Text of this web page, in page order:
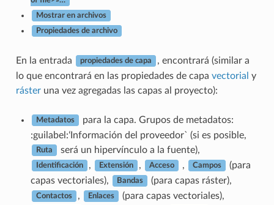
Mostrar en archivos
Propiedades de archivo
En la entrada propiedades de capa
, encontrará (similar a
lo que encontrará en las propiedades de capa vectorial y
rásteruna vez agregadas las capas al proyecto):
Metadatos
para la capa. Grupos de metadatos:
:guilabel:ʻInformación del proveedor` (si es posible,
Ruta será un hipervínculo a la fuente),
Identificación , Extensión , Acceso , Campos
(para
capas vectoriales),
Bandas (para capas ráster),
Contactos , Enlaces (para capas vectoriales),